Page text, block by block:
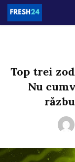
Top trei
Nu